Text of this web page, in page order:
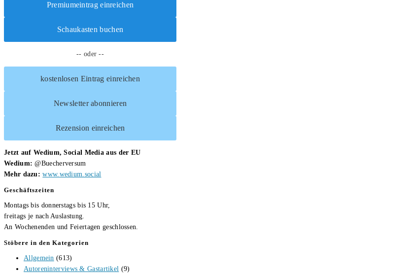
Premiumeintrag einreichen
Schaukasten buchen
-- oder --
kostenlosen Eintrag einreichen
Newsletter abonnieren
Rezension einreichen
Jetzt auf Wedium, Social Media aus der EU
Wedium: @Buecherversum
Mehr dazu: www.wedium.social
Geschäftszeiten
Montags bis donnerstags bis 15 Uhr,
freitags je nach Auslastung.
An Wochenenden und Feiertagen geschlossen.
Stöbere in den Kategorien
Allgemein (613)
Autoreninterviews & Gastartikel (9)